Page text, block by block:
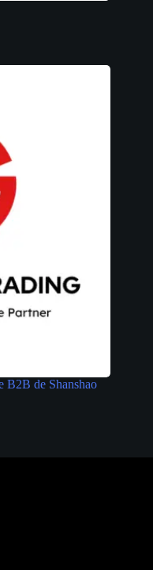
B2B de Shanshao